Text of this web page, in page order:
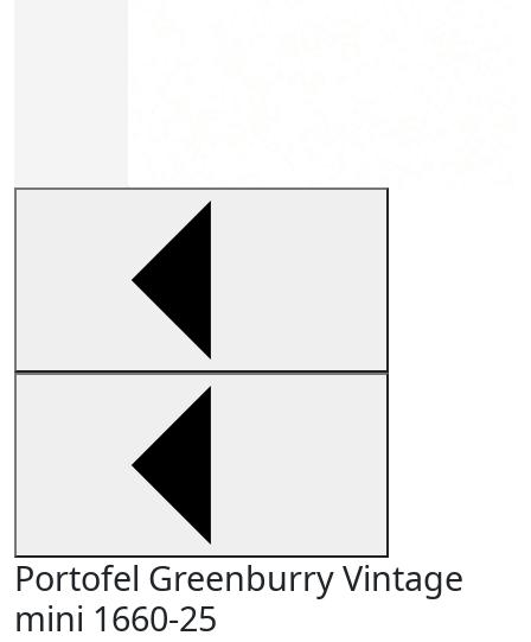
Portofel Greenburry Vintage
mini 1660-25